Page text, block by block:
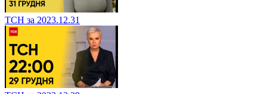
ТСН за 2023.12.31